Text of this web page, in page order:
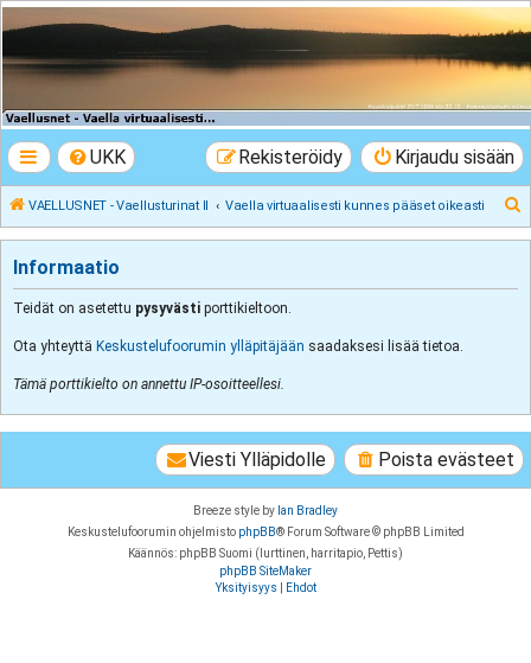
VAELLUSNET -
Vaellusturinat II
UKK Kirjaudu sisään
Rekisteröidy
VAELLUSNET - Vaellusturinat II Vaella virtuaalisesti kunnes pääset oikeasti
Informaatio
Teidät on asetettu pysyvästi porttikieltoon.
Ota yhteyttä Keskustelufoorumin ylläpitäjään saadaksesi lisää tietoa.
Tämä porttikielto on annettu IP-osoitteellesi.
Poista evästeet
Viesti Ylläpidolle
Breeze style by Ian Bradley
Keskustelufoorumin ohjelmisto phpBB® Forum Software © phpBB Limited
Käännös: phpBB Suomi (lurttinen, harritapio, Pettis)
phpBB SiteMaker
Yksityisyys
Ehdot